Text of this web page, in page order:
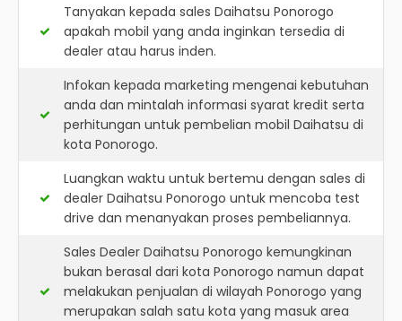
Tanyakan kepada sales Daihatsu Ponorogo
apakah mobil yang anda inginkan tersedia di
dealer atau harus inden.
Infokan kepada marketing mengenai kebutuhan
anda dan mintalah informasi syarat kredit serta
perhitungan untuk pembelian mobil Daihatsu di
kota Ponorogo.
Luangkan waktu untuk bertemu dengan sales di
dealer Daihatsu Ponorogo untuk mencoba test
drive dan menanyakan proses pembeliannya.
Sales Dealer Daihatsu Ponorogo kemungkinan
bukan berasal dari kota Ponorogo namun dapat
melakukan penjualan di wilayah Ponorogo yang
merupakan salah satu kota yang masuk area